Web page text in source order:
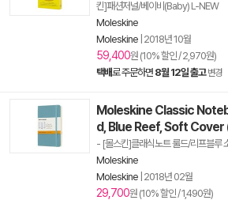
킨]패션저널/베이비(Baby) L-NEW
Moleskine
Moleskine 2018년 10월
59,400원 (10% 할인 / 2,970원)
택배로 주문하면 8월 12일 출고 변경
Moleskine Classic
d, Blue Reef, Soft
- [몰스킨]클래식노트 룰드/리프블루
Moleskine
Moleskine 2018년 02월
29,700원 (10% 할인 / 1,490원)